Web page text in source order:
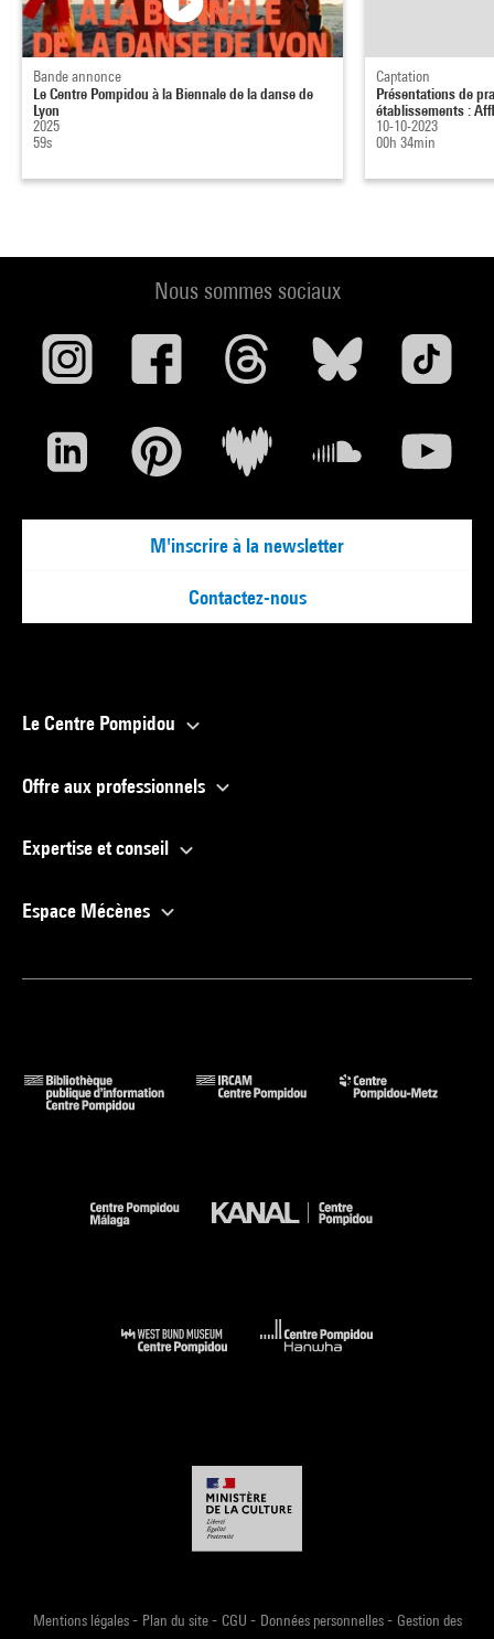
Bande annonce
Le Centre Pompidou à la Biennale de la danse de
Lyon
2025
59s
Captation
Présentations de
établissements :
10-10-2023
00h 34min
Nous sommes sociaux
M'inscrire à la newsletter
Contactez-nous
Le Centre Pompidou
Offre aux professionnels
Expertise et conseil
Espace Mécènes
Mentions légales- Plan du site- CGU - Données personnelles- Gestion des